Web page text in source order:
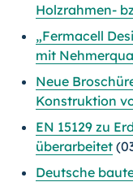
Holzrahmen-
„Fermacell
mit
Neue
Konstruktion
EN 15129 zu
überarbeitet
Deutsche